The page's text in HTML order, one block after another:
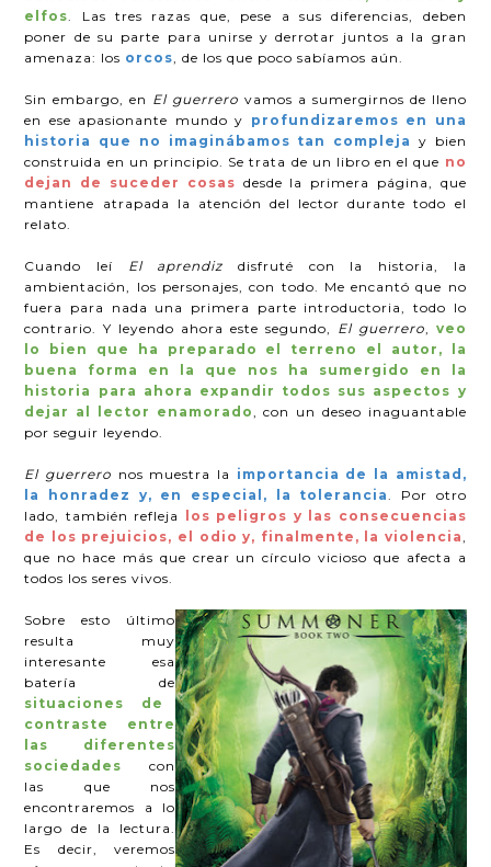
elfos . Las tres razas que, pese a sus diferencias, deben
poner de su parte para unirse y derrotar juntos a la gran
amenaza: los orcos , de los que poco sabíamos aún.
Sin embargo, en El guerrero vamos a sumergirnos de lleno
en ese apasionante mundo y profundizaremos en una
historia que no imaginábamos tan compleja y bien
construida en un principio. Se trata de un libro en el que no
dejan de suceder cosas desde la primera página, que
mantiene atrapada la atención del lector durante todo el
relato.
Cuando leí El aprendiz disfruté con la historia, la
ambientación, los personajes, con todo. Me encantó que no
fuera para nada una primera parte introductoria, todo lo
contrario. Y leyendo ahora este segundo, El guerrero
veo
lo bien que ha preparado el terreno el autor, la
buena forma en la que nos ha sumergido en la
historia para ahora expandir todos sus aspectos y
dejar al lector enamorado
, con un deseo inaguantable
por seguir leyendo.
El guerrero nos muestra la importancia de la amistad,
la honradez y, en especial, la tolerancia
. Por otro
lado, también refleja los peligros y las consecuencias
de los prejuicios, el odio y, finalmente, la violencia
que no hace más que crear un círculo vicioso que afecta a
todos los seres vivos.
Sobre esto último
resulta muy
interesante esa
batería de
situaciones de
contraste entre
las diferentes
sociedades con
las que nos
encontraremos a lo
largo de la lectura.
Es decir, veremos